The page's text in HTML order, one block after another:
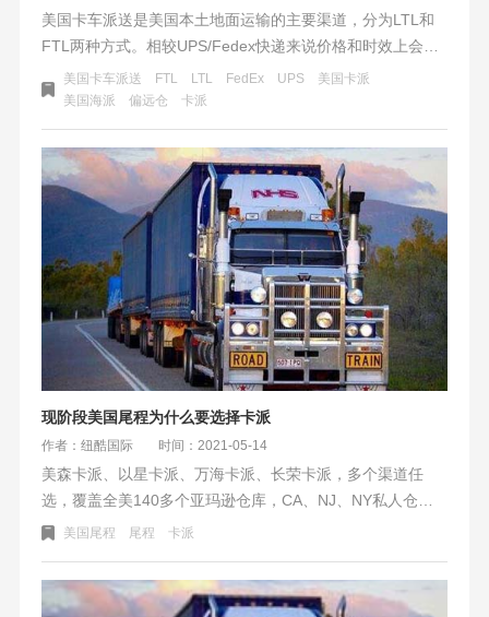
美国卡车派送是美国本土地面运输的主要渠道，分为LTL和
FTL两种方式。相较UPS/Fedex快递来说价格和时效上会有
优势。美国卡车派送属于美国尾程的重要派送方式，在美国
清关完成后，拖柜到美国海外仓拆柜、分拣后由本地卡车派
美国卡车派送 FTL LTL FedEx UPS
美国卡派
美国海派
偏远仓 卡派
现阶段美国尾程为什么要选择卡派
作者：纽酷国际 时间：2021-05-14
美森卡派、以星卡派、万海卡派、长荣卡派，多个渠道任
选，覆盖全美140多个亚玛逊仓库，CA、NJ、NY私人仓私
人地址商业地址，货量大可定制送仓方案。这周报价均由所
价下调幅度在0.5-0.7元之间每公斤。欢迎询价，免费报价。
美国尾程 尾程 卡派